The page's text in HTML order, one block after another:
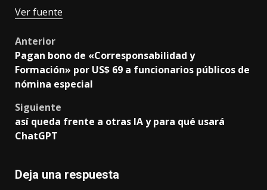
Ver fuente
Post
navigation
Anterior
Pagan bono de «Corresponsabilidad y
Formación» por US$ 69 a funcionarios públicos de
nómina especial
Siguiente
así queda frente a otras IA y para qué usará
ChatGPT
Deja una respuesta